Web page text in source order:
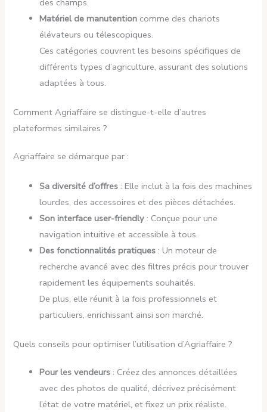
des champs.
Matériel de manutention comme des chariots
élévateurs ou télescopiques.
Ces catégories couvrent les besoins spécifiques de
différents types d’agriculture, assurant des solutions
adaptées à tous.
Comment Agriaffaire se distingue-t-elle d’autres
plateformes similaires ?
Agriaffaire se démarque par :
Sa diversité d’offres : Elle inclut à la fois des machines
lourdes, des accessoires et des pièces détachées.
Son interface user-friendly : Conçue pour une
navigation intuitive et accessible à tous.
Des fonctionnalités pratiques : Un moteur de
recherche avancé avec des filtres précis pour trouver
rapidement les équipements souhaités.
De plus, elle réunit à la fois professionnels et
particuliers, enrichissant ainsi son marché.
Quels conseils pour optimiser l’utilisation d’Agriaffaire ?
Pour les vendeurs : Créez des annonces détaillées
avec des photos de qualité, décrivez précisément
l’état de votre matériel, et fixez un prix réaliste.